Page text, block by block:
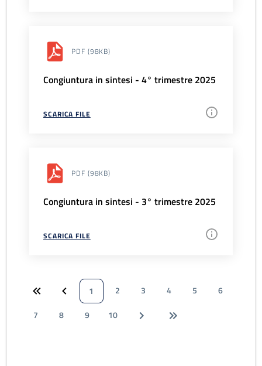
PDF (98KB)
Congiuntura in sintesi - 4° trimestre 2025
SCARICA FILE
PDF (98KB)
Congiuntura in sintesi - 3° trimestre 2025
SCARICA FILE
1 2 3 4 5
6
7
8 9 10